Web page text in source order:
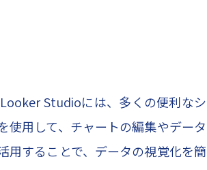
Studioには、多くの便利なシ
使用して、チャートの編集やデータ
用することで、データの視覚化を簡